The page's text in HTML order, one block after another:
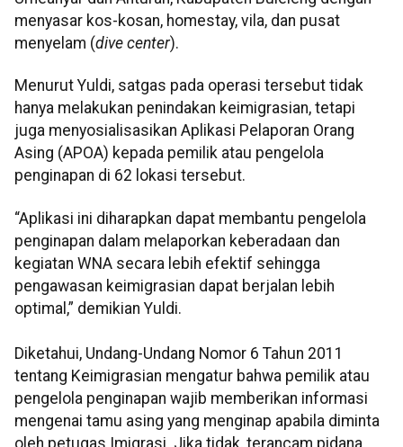
menyasar kos-kosan, homestay, vila, dan pusat
menyelam (dive center).
Menurut Yuldi, satgas pada operasi tersebut tidak
hanya melakukan penindakan keimigrasian, tetapi
juga menyosialisasikan Aplikasi Pelaporan Orang
Asing (APOA) kepada pemilik atau pengelola
penginapan di 62 lokasi tersebut.
“Aplikasi ini diharapkan dapat membantu pengelola
penginapan dalam melaporkan keberadaan dan
kegiatan WNA secara lebih efektif sehingga
pengawasan keimigrasian dapat berjalan lebih
optimal,” demikian Yuldi.
Diketahui, Undang-Undang Nomor 6 Tahun 2011
tentang Keimigrasian mengatur bahwa pemilik atau
pengelola penginapan wajib memberikan informasi
mengenai tamu asing yang menginap apabila diminta
oleh petugas Imigrasi. Jika tidak, terancam pidana